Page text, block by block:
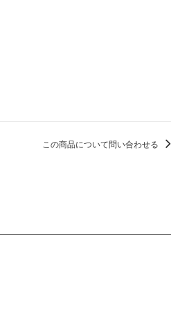
この商品について問い合わせる